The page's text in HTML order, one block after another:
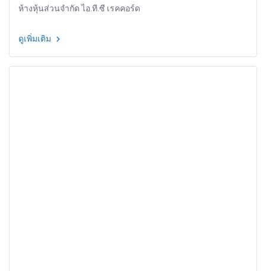
ห้างหุ้นส่วนจำกัด ไอ.ที.ซี เรคคอร์ด
ดูเพิ่มเติม